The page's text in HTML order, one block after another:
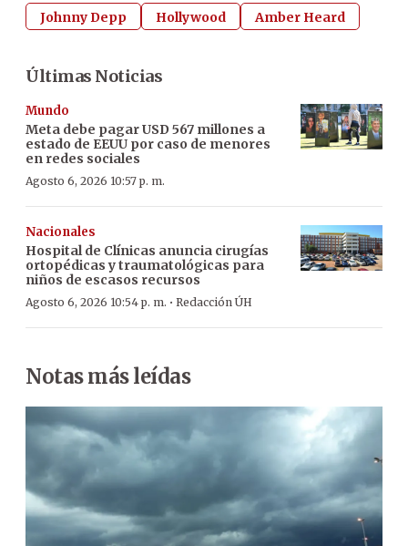
Johnny Depp Hollywood Amber Heard
Últimas Noticias
Mundo
Meta debe pagar USD 567 millones a
estado de EEUU por caso de menores
en redes sociales
Agosto 6, 2026 10:57 p. m.
Nacionales
Hospital de Clínicas anuncia cirugías
ortopédicas y traumatológicas para
niños de escasos recursos
Agosto 6, 2026 10:54 p. m. · Redacción ÚH
Notas más leídas